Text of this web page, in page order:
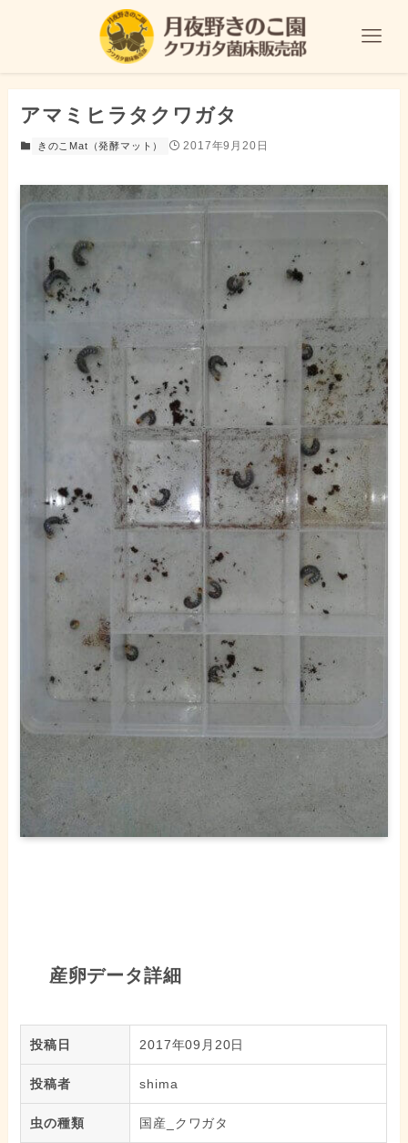
アマミヒラタクワガタ
きのこMat（発酵マット） 2017年9月20日
産卵データ詳細
投稿日 2017年09月20日
投稿者 shima
虫の種類 国産_クワガタ